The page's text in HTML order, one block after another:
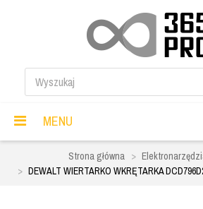
MENU
Strona główna
DEWALT WIERTARKO WKRĘTARKA